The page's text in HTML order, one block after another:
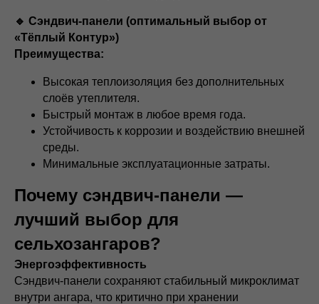
🔹 Сэндвич-панели (оптимальный выбор от
«Тёплый Контур»)
Преимущества:
Высокая теплоизоляция без дополнительных
слоёв утеплителя.
Быстрый монтаж в любое время года.
Устойчивость к коррозии и воздействию внешней
среды.
Минимальные эксплуатационные затраты.
Почему сэндвич-панели —
лучший выбор для
сельхозангаров?
Энергоэффективность
Сэндвич-панели сохраняют стабильный микроклимат
внутри ангара, что критично при хранении